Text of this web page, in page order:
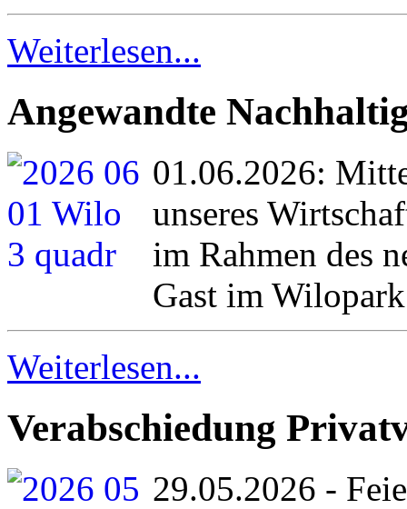
Weiterlesen...
Angewandte
01.06.2026:
unseres
im Rahmen des
Gast im
Weiterlesen...
Verabschiedung
29.05.2026 -